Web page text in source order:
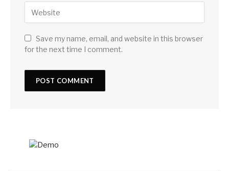
Save my name, email, and website in this browser
for the next time I comment.